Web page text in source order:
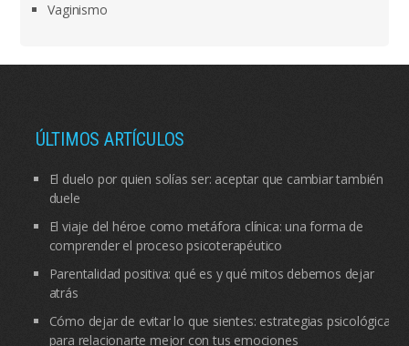
Vaginismo
ÚLTIMOS ARTÍCULOS
El duelo por quien solías ser: aceptar que cambiar también
duele
El viaje del héroe como metáfora clínica: una forma de
comprender el proceso psicoterapéutico
Parentalidad positiva: qué es y qué mitos debemos dejar
atrás
Cómo dejar de evitar lo que sientes: estrategias psicológicas
para relacionarte mejor con tus emociones